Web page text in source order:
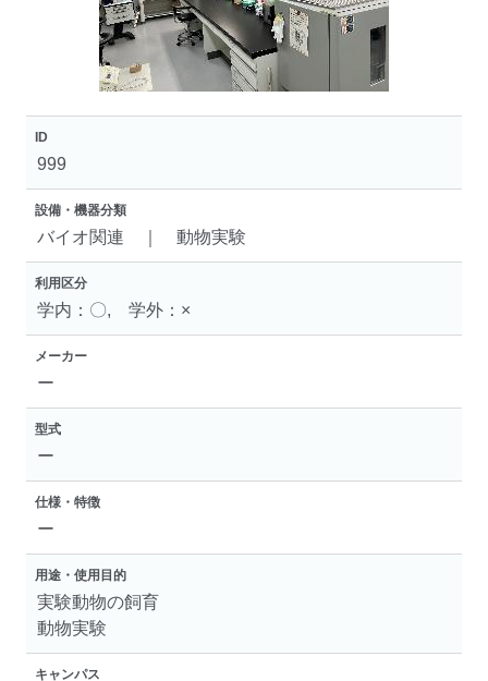
ID
999
設備・機器分類
バイオ関連 ｜ 動物実験
利用区分
学内：〇, 学外：×
メーカー
ー
型式
ー
仕様・特徴
ー
用途・使用目的
実験動物の飼育
動物実験
キャンパス